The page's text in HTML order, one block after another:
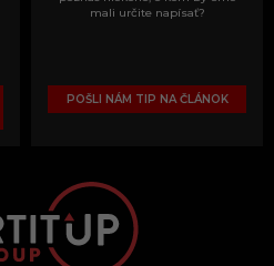
mali určite napísať?
POŠLI NÁM TIP NA ČLÁNOK